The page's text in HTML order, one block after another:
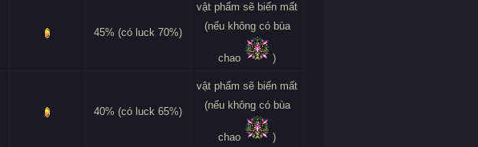
45% (có luck 70%)
vật phẩm sẽ biến mất
(nếu không có bùa
chao )
40% (có luck 65%)
vật phẩm sẽ biến mất
(nếu không có bùa
chao )